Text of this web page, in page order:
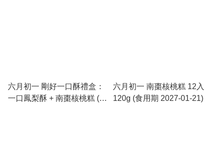
六月初一 剛好一口酥禮盒：
一口鳳梨酥 + 南棗核桃糕 (食
六月初一 南棗核桃糕 12入
120g (食用期 2027-01-21)